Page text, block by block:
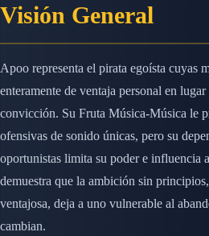
Visión General
Apoo representa el pirata egoísta cuyas
enteramente de ventaja personal en
convicción. Su Fruta Música-Música le
ofensivas de sonido únicas, pero su
oportunistas limita su poder e influencia
demuestra que la ambición sin
ventajosa, deja a uno vulnerable al
cambian.